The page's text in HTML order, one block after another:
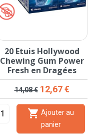
20 Etuis Hollywood
Chewing Gum Power
Fresh en Dragées
Prix de base
14,08 € Prix
12,67 €
 Ajouter au
panier